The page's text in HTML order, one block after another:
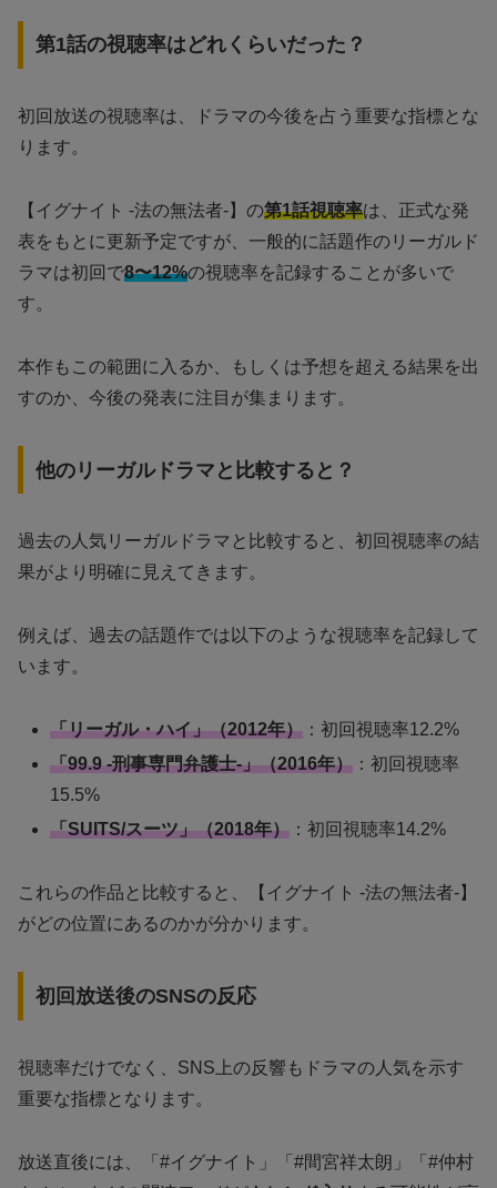
第1話の視聴率はどれくらいだった？
初回放送の視聴率は、ドラマの今後を占う重要な指標とな
ります。
【イグナイト -法の無法者-】の第1話視聴率は、正式な発
表をもとに更新予定ですが、一般的に話題作のリーガルド
ラマは初回で8〜12%の視聴率を記録することが多いで
す。
本作もこの範囲に入るか、もしくは予想を超える結果を出
すのか、今後の発表に注目が集まります。
他のリーガルドラマと比較すると？
過去の人気リーガルドラマと比較すると、初回視聴率の結
果がより明確に見えてきます。
例えば、過去の話題作では以下のような視聴率を記録して
います。
「リーガル・ハイ」（2012年） ：初回視聴率12.2%
「99.9 -刑事専門弁護士-」（2016年） ：初回視聴率
15.5%
「SUITS/スーツ」（2018年） ：初回視聴率14.2%
これらの作品と比較すると、【イグナイト -法の無法者-】
がどの位置にあるのかが分かります。
初回放送後のSNSの反応
視聴率だけでなく、SNS上の反響もドラマの人気を示す
重要な指標となります。
放送直後には、「#イグナイト」「#間宮祥太朗」「#仲村